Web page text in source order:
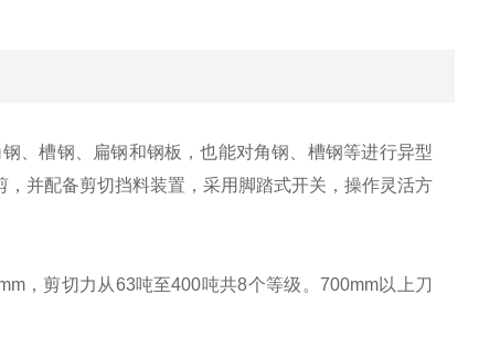
、槽钢、扁钢和钢板，也能对角钢、槽钢等进行异型
并配备剪切挡料装置，采用脚踏式开关，操作灵活方
，剪切力从63吨至400吨共8个等级。700mm以上刀